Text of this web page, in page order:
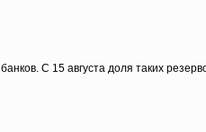
С 15 августа доля таких